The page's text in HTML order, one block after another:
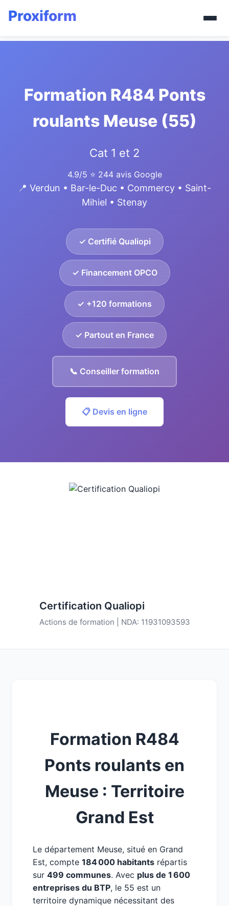
Formation R484 Ponts
roulants Meuse (55)
Cat 1 et 2
4.9/5 ⭐ 244 avis Google
📍 Verdun • Bar-le-Duc • Commercy • Saint-
Mihiel • Stenay
✓ Certifié Qualiopi
✓ Financement OPCO
✓ +120 formations
✓ Partout en France
📞 Conseiller formation
📋 Devis en ligne
Certification Qualiopi
Actions de formation | NDA: 11931093593
Formation R484
Ponts roulants en
Meuse : Territoire
Grand Est
Le département Meuse, situé en Grand
Est, compte 184 000 habitants répartis
sur 499 communes. Avec plus de 1 600
entreprises du BTP, le 55 est un
territoire dynamique nécessitant des